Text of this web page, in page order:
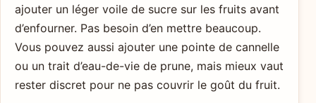
ajouter un léger voile de sucre sur les fruits avant
d’enfourner. Pas besoin d’en mettre beaucoup.
Vous pouvez aussi ajouter une pointe de cannelle
ou un trait d’eau-de-vie de prune, mais mieux vaut
rester discret pour ne pas couvrir le goût du fruit.